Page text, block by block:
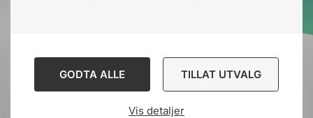
GODTA ALLE TILLAT UTVALG
Vis detaljer